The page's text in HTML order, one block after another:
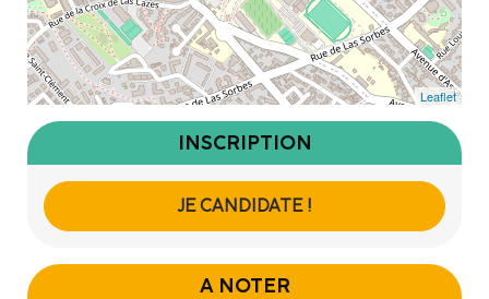
Leaflet
INSCRIPTION
JE CANDIDATE !
A NOTER